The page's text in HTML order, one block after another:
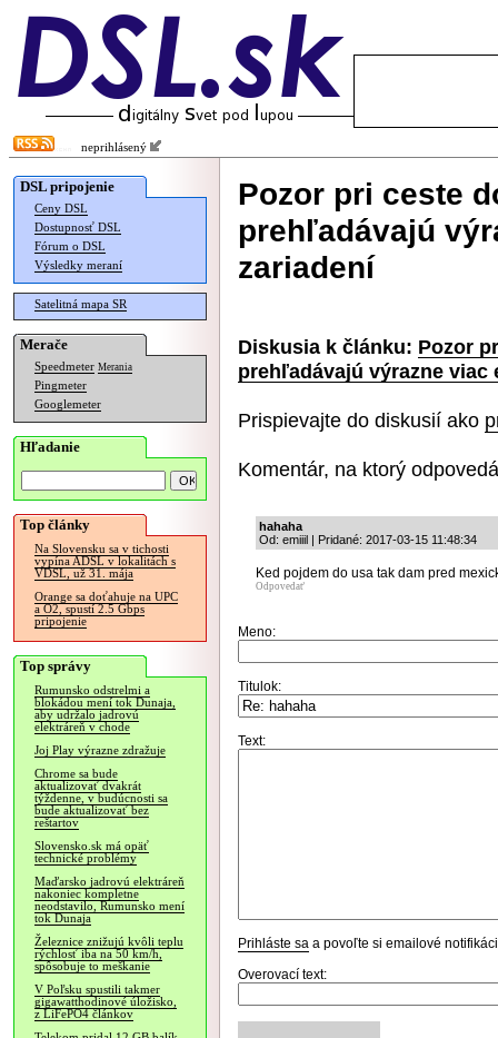
neprihlásený
DSL pripojenie
Ceny DSL
Dostupnosť DSL
Fórum o DSL
Výsledky meraní
Satelitná mapa SR
Merače
Speedmeter Merania
Pingmeter
Googlemeter
Hľadanie
Top články
Na Slovensku sa v tichosti
vypína ADSL v lokalitách s
VDSL, už 31. mája
Orange sa doťahuje na UPC
a O2, spustí 2.5 Gbps
pripojenie
Top správy
Rumunsko odstrelmi a
blokádou mení tok Dunaja,
aby udržalo jadrovú
elektráreň v chode
Joj Play výrazne zdražuje
Chrome sa bude
aktualizovať dvakrát
týždenne, v budúcnosti sa
bude aktualizovať bez
reštartov
Slovensko.sk má opäť
technické problémy
Maďarsko jadrovú elektráreň
nakoniec kompletne
neodstavilo, Rumunsko mení
tok Dunaja
Železnice znižujú kvôli teplu
rýchlosť iba na 50 km/h,
spôsobuje to meškanie
V Poľsku spustili takmer
gigawatthodinové úložisko,
z LiFePO4 článkov
Pozor pri ceste
prehľadávajú
zariadení
Diskusia k článku: Pozor
prehľadávajú výrazne
Prispievajte do diskusií ako
Komentár, na ktorý
hahaha
Od: emiiil | Pridané: 2017-03-15 11:48:34
Ked pojdem do usa tak dam pred
Odpovedať
Meno:
Titulok:
Text:
Prihláste sa a povoľte si emailové
Overovací text: